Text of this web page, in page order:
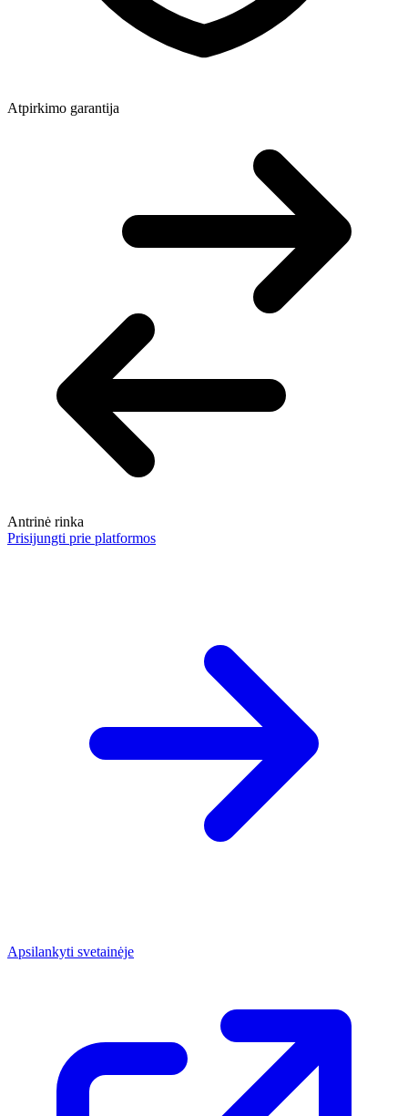
Atpirkimo garantija
Antrinė rinka
Prisijungti prie platformos
Apsilankyti svetainėje